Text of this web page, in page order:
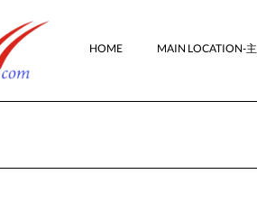
HOME MAIN LOCATION-